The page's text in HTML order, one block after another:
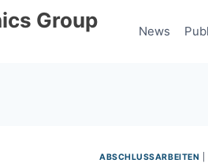
Group News
ABSCHLUSSARBEITEN